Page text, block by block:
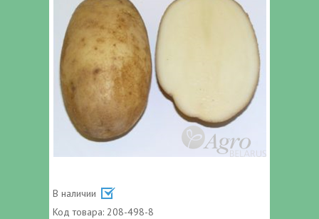
В наличии
Код товара: 208-498-8